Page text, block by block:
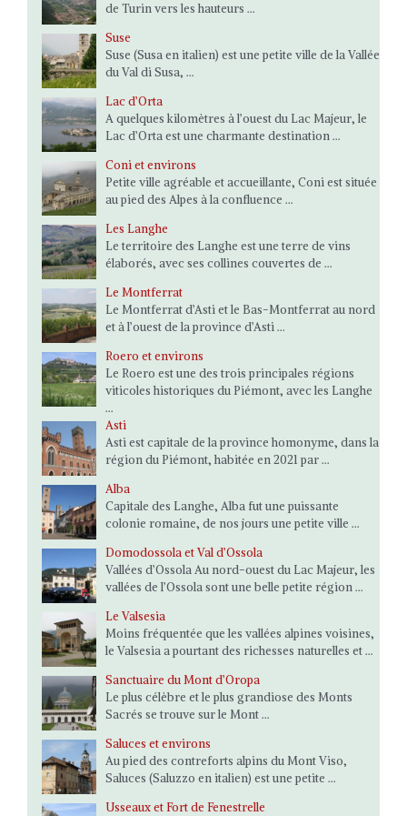
de Turin vers les hauteurs ...
Suse
Suse (Susa en italien) est une petite ville de la Vallée
du Val di Susa, ...
Lac d’Orta
A quelques kilomètres à l’ouest du Lac Majeur, le
Lac d’Orta est une charmante destination ...
Coni et environs
Petite ville agréable et accueillante, Coni est située
au pied des Alpes à la confluence ...
Les Langhe
Le territoire des Langhe est une terre de vins
élaborés, avec ses collines couvertes de ...
Le Montferrat
Le Montferrat d’Asti et le Bas-Montferrat au nord
et à l’ouest de la province d’Asti ...
Roero et environs
Le Roero est une des trois principales régions
viticoles historiques du Piémont, avec les Langhe
...
Asti
Asti est capitale de la province homonyme, dans la
région du Piémont, habitée en 2021 par ...
Alba
Capitale des Langhe, Alba fut une puissante
colonie romaine, de nos jours une petite ville ...
Domodossola et Val d’Ossola
Vallées d’Ossola Au nord-ouest du Lac Majeur, les
vallées de l’Ossola sont une belle petite région ...
Le Valsesia
Moins fréquentée que les vallées alpines voisines,
le Valsesia a pourtant des richesses naturelles et ...
Sanctuaire du Mont d’Oropa
Le plus célèbre et le plus grandiose des Monts
Sacrés se trouve sur le Mont ...
Saluces et environs
Au pied des contreforts alpins du Mont Viso,
Saluces (Saluzzo en italien) est une petite ...
Usseaux et Fort de Fenestrelle